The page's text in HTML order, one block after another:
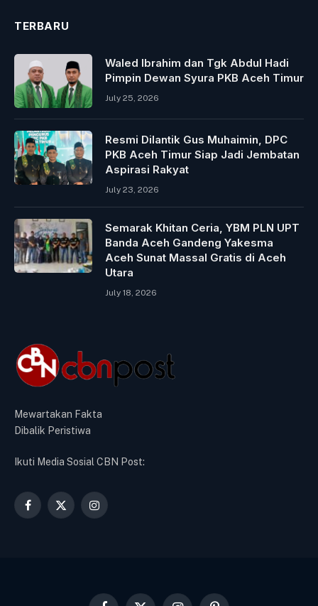
TERBARU
Waled Ibrahim dan Tgk Abdul Hadi
Pimpin Dewan Syura PKB Aceh Timur
July 25, 2026
Resmi Dilantik Gus Muhaimin, DPC
PKB Aceh Timur Siap Jadi Jembatan
Aspirasi Rakyat
July 23, 2026
Semarak Khitan Ceria, YBM PLN UPT
Banda Aceh Gandeng Yakesma
Aceh Sunat Massal Gratis di Aceh
Utara
July 18, 2026
Mewartakan Fakta
Dibalik Peristiwa
Ikuti Media Sosial CBN Post:
Facebook
X
Instagram